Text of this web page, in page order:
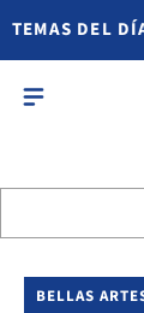
TEMAS DEL
BELLAS